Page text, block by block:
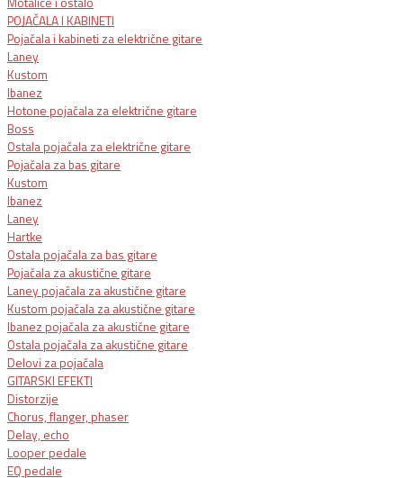
POJAČALA I KABINETI
Pojačala i kabineti za električne gitare
Laney
Kustom
Ibanez
Hotone pojačala za električne gitare
Boss
Ostala pojačala za električne gitare
Pojačala za bas gitare
Kustom
Ibanez
Laney
Hartke
Ostala pojačala za bas gitare
Pojačala za akustične gitare
Laney pojačala za akustične gitare
Kustom pojačala za akustične gitare
Ibanez pojačala za akustične gitare
Ostala pojačala za akustične gitare
Delovi za pojačala
GITARSKI EFEKTI
Distorzije
Chorus, flanger, phaser
Delay, echo
Looper pedale
EQ pedale